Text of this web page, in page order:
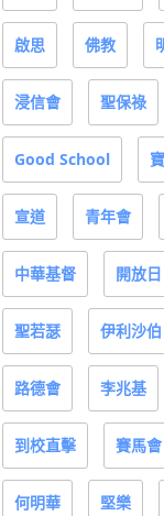
啟思 佛教
浸信會 聖保祿
Good School
宣道 青年會
中華基督 開放日
聖若瑟 伊利沙伯
路德會 李兆基
到校直擊 賽馬會
何明華 堅樂